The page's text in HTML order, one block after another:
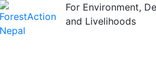
For Environment,
and Livelihoods